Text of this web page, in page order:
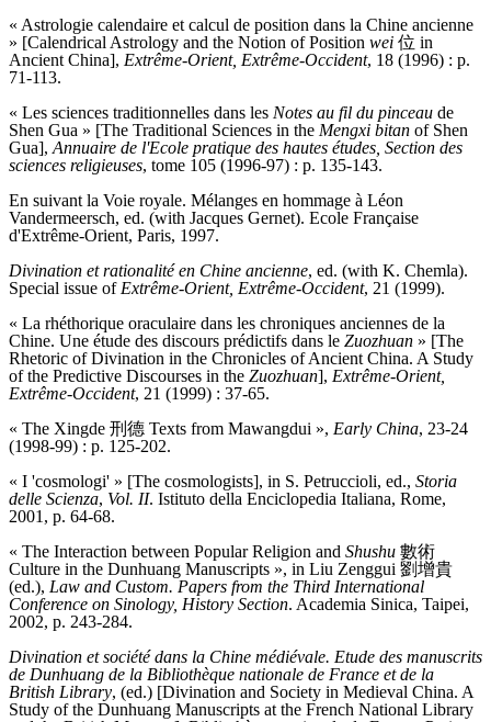
« Astrologie calendaire et calcul de position dans la Chine ancienne
» [Calendrical Astrology and the Notion of Position wei 位 in
Ancient China], Extrême-Orient, Extrême-Occident, 18 (1996) : p.
71-113.
« Les sciences traditionnelles dans les Notes au fil du pinceau de
Shen Gua » [The Traditional Sciences in the Mengxi bitan of Shen
Gua], Annuaire de l'Ecole pratique des hautes études, Section des
sciences religieuses, tome 105 (1996-97) : p. 135-143.
En suivant la Voie royale. Mélanges en hommage à Léon
Vandermeersch, ed. (with Jacques Gernet). Ecole Française
d'Extrême-Orient, Paris, 1997.
Divination et rationalité en Chine ancienne, ed. (with K. Chemla).
Special issue of Extrême-Orient, Extrême-Occident, 21 (1999).
« La rhéthorique oraculaire dans les chroniques anciennes de la
Chine. Une étude des discours prédictifs dans le Zuozhuan » [The
Rhetoric of Divination in the Chronicles of Ancient China. A Study
of the Predictive Discourses in the Zuozhuan], Extrême-Orient,
Extrême-Occident, 21 (1999) : 37-65.
« The Xingde 刑德 Texts from Mawangdui », Early China, 23-24
(1998-99) : p. 125-202.
« I 'cosmologi' » [The cosmologists], in S. Petruccioli, ed., Storia
delle Scienza, Vol. II. Istituto della Enciclopedia Italiana, Rome,
2001, p. 64-68.
« The Interaction between Popular Religion and Shushu 數術
Culture in the Dunhuang Manuscripts », in Liu Zenggui 劉增貴
(ed.), Law and Custom. Papers from the Third International
Conference on Sinology, History Section. Academia Sinica, Taipei,
2002, p. 243-284.
Divination et société dans la Chine médiévale. Etude des manuscrits
de Dunhuang de la Bibliothèque nationale de France et de la
British Library, (ed.) [Divination and Society in Medieval China. A
Study of the Dunhuang Manuscripts at the French National Library